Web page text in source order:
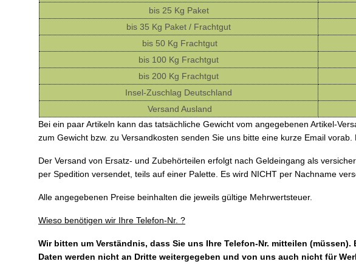
bis 25 Kg Paket
bis 35 Kg Paket / Frachtgut
bis 50 Kg Frachtgut
bis 100 Kg Frachtgut
bis 200 Kg Frachtgut
Insel-Zuschlag Deutschland
Versand Ausland
Bei ein paar Artikeln kann das tatsächliche Gewicht vom angegebenen Artikel-
zum Gewicht bzw. zu Versandkosten senden Sie uns bitte eine kurze Email vorab.
Der Versand von Ersatz- und Zubehörteilen erfolgt nach Geldeingang als
per Spedition versendet, teils auf einer Palette. Es wird NICHT per Nachname
Alle angegebenen Preise beinhalten die jeweils gültige Mehrwertsteuer.
Wieso benötigen wir Ihre Telefon-Nr. ?
Wir bitten um Verständnis, dass Sie uns Ihre Telefon-Nr. mitteilen
Daten werden nicht an Dritte weitergegeben und von uns auch nicht für